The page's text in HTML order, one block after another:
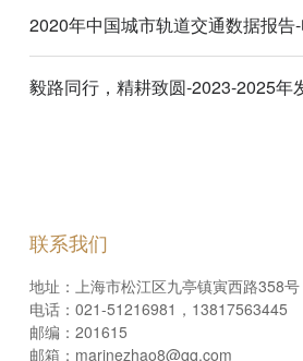
2020年中国城市轨道交通数据报告
毅路同行，精耕致圆-2023-2025年
联系我们
地址：上海市松江区九亭镇寅西路358号
电话：021-51216981，13817563445
邮编：201615
邮箱：marinezhao8@qq.com